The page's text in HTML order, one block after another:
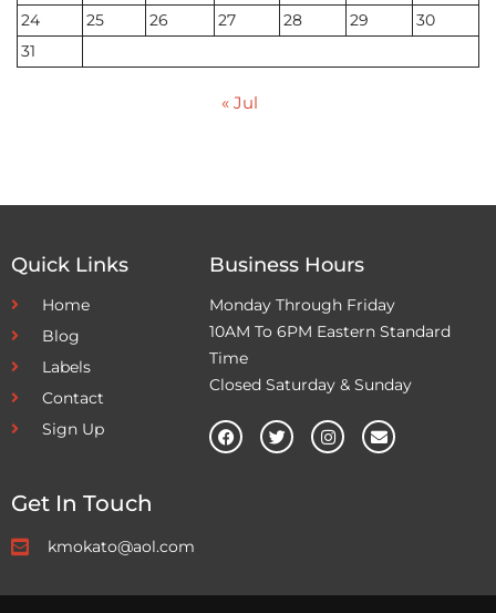
24
25 26 27 28 29
30
31
« Jul
Quick Links
Home
Blog
Labels
Contact
Sign Up
Business Hours
Monday Through Friday
10AM To 6PM Eastern Standard
Time
Closed Saturday & Sunday
Get In Touch
kmokato@aol.com